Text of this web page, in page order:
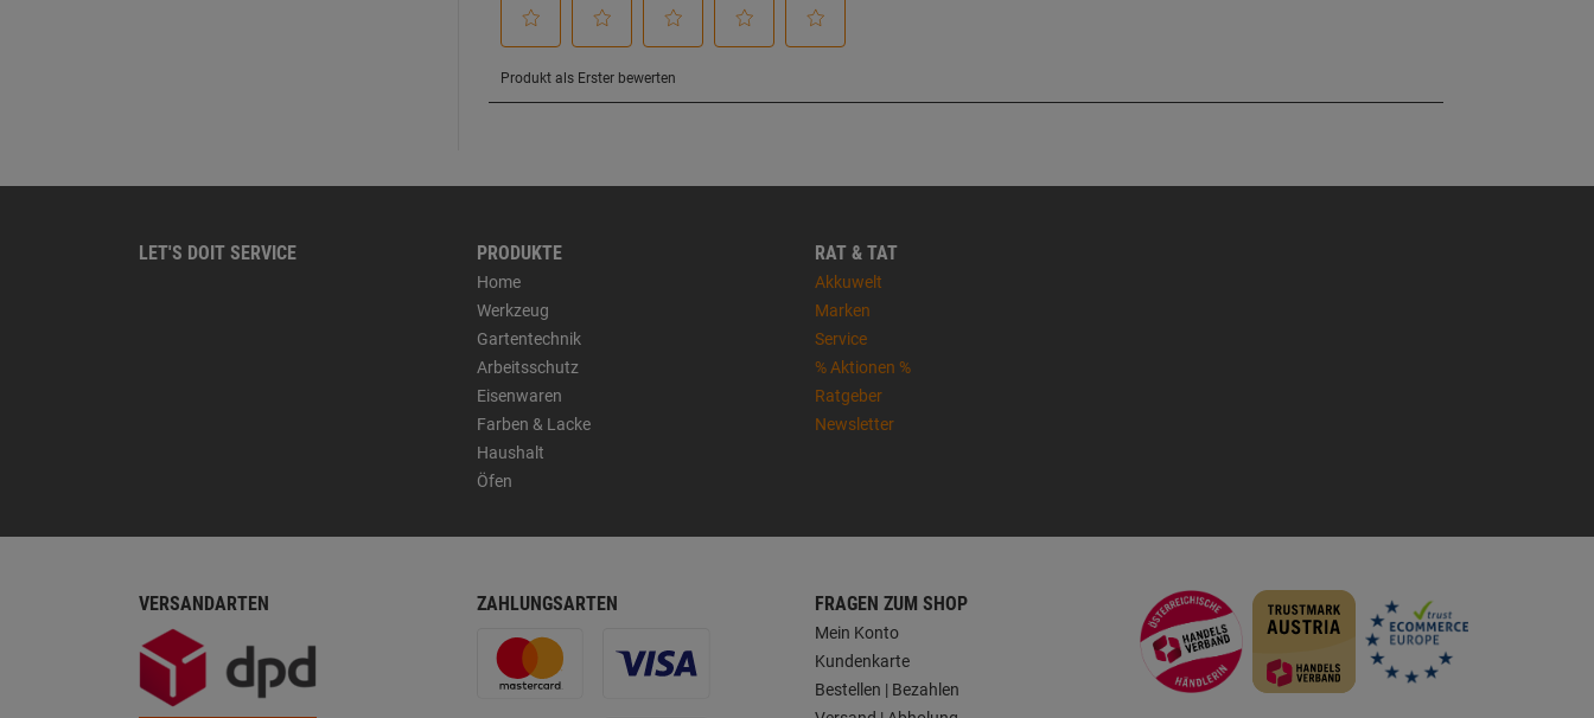
LET'S DOIT SERVICE PRODUKTE
Home
Werkzeug
Gartentechnik
Arbeitsschutz
Eisenwaren
Farben & Lacke
Haushalt
Öfen
RAT & TAT
Akkuwelt
Marken
Service
% Aktionen %
Ratgeber
Newsletter
VERSANDARTEN ZAHLUNGSARTEN FRAGEN ZUM SHOP
Mein Konto
Kundenkarte
Bestellen | Bezahlen